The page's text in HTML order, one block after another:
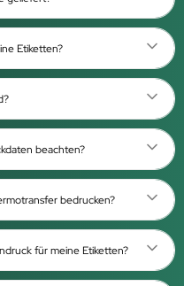
Etiketten?
beachten?
bedrucken?
für meine Etiketten?